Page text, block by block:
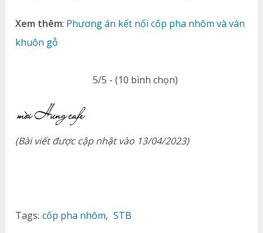
Xem thêm: Phương án kết nối cốp pha nhôm và ván
khuôn gỗ
5/5 - (10 bình chọn)
(Bài viết được cập nhật vào 13/04/2023)
Tags: cốp pha nhôm, STB